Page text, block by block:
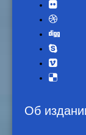
Об